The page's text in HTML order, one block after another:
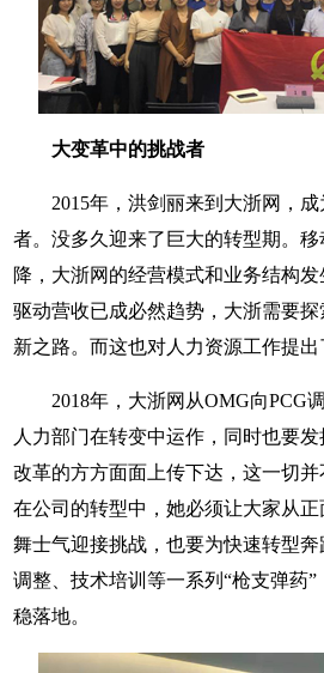
大变革中的挑战者
2015年，洪剑丽来到大浙网，
者。没多久迎来了巨大的转型期。
降，大浙网的经营模式和业务结构
驱动营收已成必然趋势，大浙需要
新之路。而这也对人力资源工作提出
2018年，大浙网从OMG向PCG
人力部门在转变中运作，同时也要
改革的方方面面上传下达，这一切并
在公司的转型中，她必须让大家从
舞士气迎接挑战，也要为快速转型
调整、技术培训等一系列“枪支弹药
稳落地。